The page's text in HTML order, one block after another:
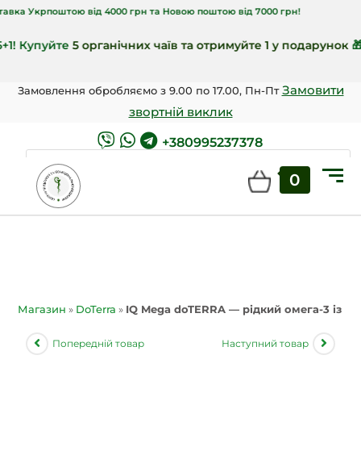
від 4000 грн та Новою поштою від 7000 грн!
5 органічних чаїв та отримуйте 1 у подарунок🎁!
Замовлення обробляємо з 9.00 по 17.00, Пн-ПтЗамовити
звортній виклик
+380995237378
0
Магазин » DoTerra » IQ Mega doTERRA — рідкий омега-3 із
Попередній товар Наступний товар